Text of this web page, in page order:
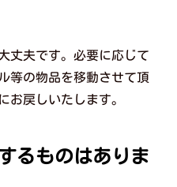
丈夫です。必要に応じて
等の物品を移動させて頂
お戻しいたします。
るものはありま